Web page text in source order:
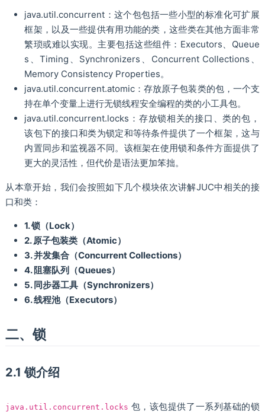
java.util.concurrent：这个包包括一些小型的标准化可扩展
框架，以及一些提供有用功能的类，这些类在其他方面非常
繁琐或难以实现。主要包括这些组件：Executors、Queue
s、Timing、Synchronizers、Concurrent Collections、
Memory Consistency Properties。
java.util.concurrent.atomic：存放原子包装类的包，一个支
持在单个变量上进行无锁线程安全编程的类的小工具包。
java.util.concurrent.locks：存放锁相关的接口、类的包，
该包下的接口和类为锁定和等待条件提供了一个框架，这与
内置同步和监视器不同。该框架在使用锁和条件方面提供了
更大的灵活性，但代价是语法更加笨拙。
从本章开始，我们会按照如下几个模块依次讲解JUC中相关的接
口和类：
1. 锁（Lock）
2. 原子包装类（Atomic）
3. 并发集合（Concurrent Collections）
4. 阻塞队列（Queues）
5. 同步器工具（Synchronizers）
6. 线程池（Executors）
二、锁
2.1 锁介绍
java.util.concurrent.locks 包，该包提供了一系列基础的锁